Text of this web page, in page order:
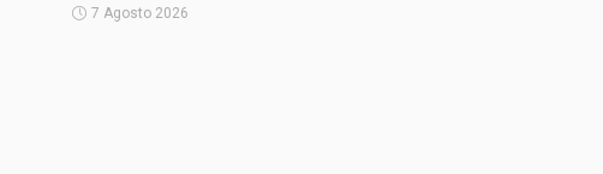
7 Agosto 2026